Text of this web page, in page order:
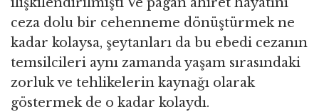
ceza dolu bir cehenneme dönüştürmek ne
kadar kolaysa, şeytanları da bu ebedi cezanın
temsilcileri aynı zamanda yaşam sırasındaki
zorluk ve tehlikelerin kaynağı olarak
göstermek de o kadar kolaydı.